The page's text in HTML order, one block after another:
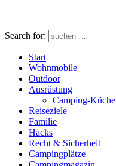
Search for:
Start
Wohnmobile
Outdoor
Ausrüstung
Camping-Küche
Reiseziele
Familie
Hacks
Recht & Sicherheit
Campingplätze